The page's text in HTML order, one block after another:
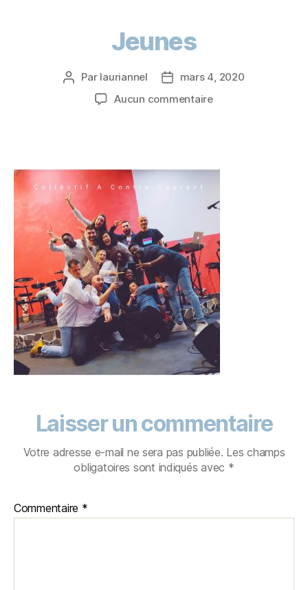
Jeunes
Par lauriannel
mars 4, 2020
Aucun commentaire
Laisser un commentaire
Votre adresse e-mail ne sera pas publiée. Les champs
obligatoires sont indiqués avec *
Commentaire *